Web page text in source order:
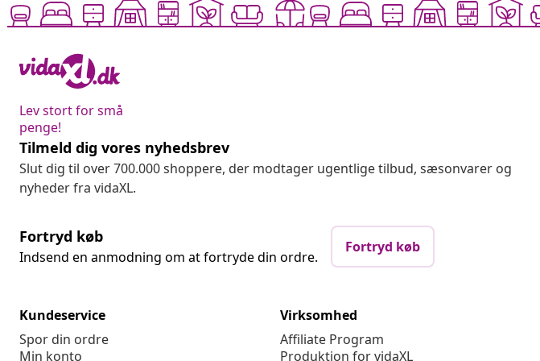
Lev stort for små
penge!
Tilmeld dig vores nyhedsbrev
Slut dig til over 700.000 shoppere, der modtager ugentlige tilbud, sæsonvarer og
nyheder fra vidaXL.
Fortryd køb
Indsend en anmodning om at fortryde din ordre.
Fortryd køb
Kundeservice
Spor din ordre
Min konto
Virksomhed
Affiliate Program
Produktion for vidaXL